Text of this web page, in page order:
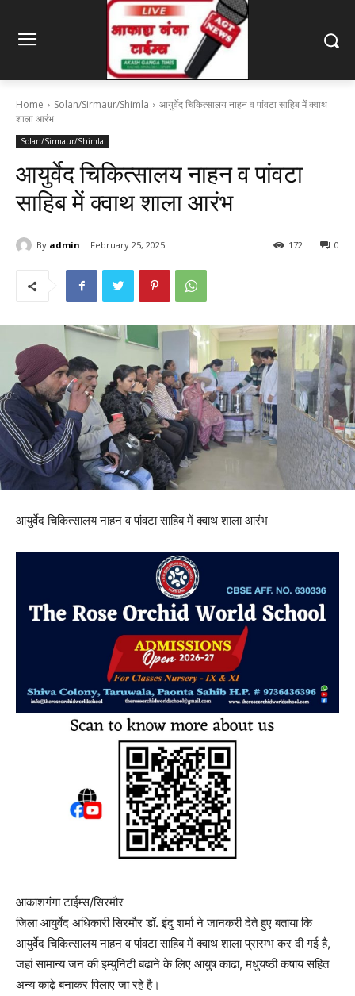
Home Solan/Sirmaur/Shimla
आयुर्वेद चिकित्सालय नाहन व पांवटा साहिब में क्वाथ
शाला आरंभ
Solan/Sirmaur/Shimla
आयुर्वेद चिकित्सालय नाहन व पांवटा
साहिब में क्वाथ शाला आरंभ
By admin February 25, 2025 0
172
आयुर्वेद चिकित्सालय नाहन व पांवटा साहिब में क्वाथ शाला आरंभ
आकाशगंगा टाईम्स/सिरमौर
जिला आयुर्वेद अधिकारी सिरमौर डॉ. इंदु शर्मा ने जानकरी देते हुए बताया कि
आयुर्वेद चिकित्सालय नाहन व पांवटा साहिब में क्वाथ शाला प्रारम्भ कर दी गई है,
जहां सामान्य जन की इम्युनिटी बढाने के लिए आयुष काढा, मधुयष्ठी कषाय सहित
अन्य काढ़े बनाकर पिलाए जा रहे है।